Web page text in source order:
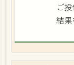
ご
結果